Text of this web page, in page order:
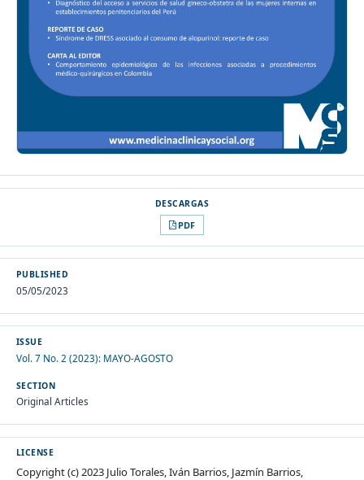
PDF
PUBLISHED
05/05/2023
ISSUE
Vol. 7 No. 2 (2023): MAYO-AGOSTO
SECTION
Original Articles
LICENSE
Copyright (c) 2023 Julio Torales, Iván Barrios, Jazmín Barrios,